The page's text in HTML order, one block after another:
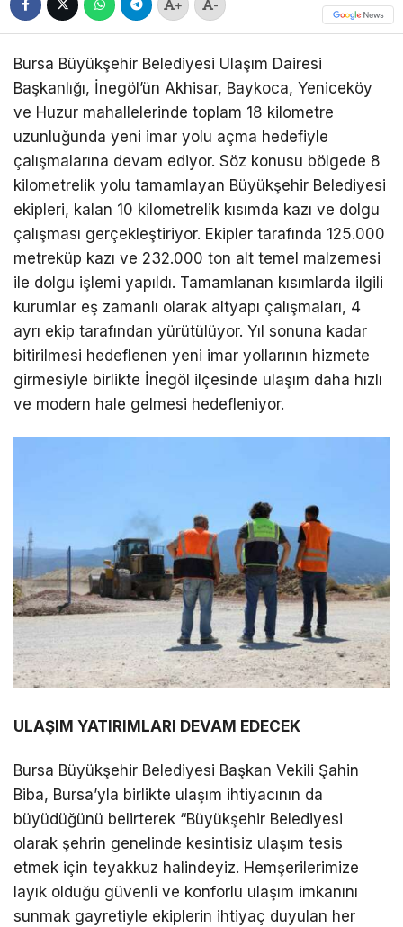
+ -
Bursa Büyükşehir Belediyesi Ulaşım Dairesi
Başkanlığı, İnegöl’ün Akhisar, Baykoca, Yeniceköy
ve Huzur mahallelerinde toplam 18 kilometre
uzunluğunda yeni imar yolu açma hedefiyle
çalışmalarına devam ediyor. Söz konusu bölgede 8
kilometrelik yolu tamamlayan Büyükşehir Belediyesi
ekipleri, kalan 10 kilometrelik kısımda kazı ve dolgu
çalışması gerçekleştiriyor. Ekipler tarafında 125.000
metreküp kazı ve 232.000 ton alt temel malzemesi
ile dolgu işlemi yapıldı. Tamamlanan kısımlarda ilgili
kurumlar eş zamanlı olarak altyapı çalışmaları, 4
ayrı ekip tarafından yürütülüyor. Yıl sonuna kadar
bitirilmesi hedeflenen yeni imar yollarının hizmete
girmesiyle birlikte İnegöl ilçesinde ulaşım daha hızlı
ve modern hale gelmesi hedefleniyor.
ULAŞIM YATIRIMLARI DEVAM EDECEK
Bursa Büyükşehir Belediyesi Başkan Vekili Şahin
Biba, Bursa’yla birlikte ulaşım ihtiyacının da
büyüdüğünü belirterek “Büyükşehir Belediyesi
olarak şehrin genelinde kesintisiz ulaşım tesis
etmek için teyakkuz halindeyiz. Hemşerilerimize
layık olduğu güvenli ve konforlu ulaşım imkanını
sunmak gayretiyle ekiplerin ihtiyaç duyulan her